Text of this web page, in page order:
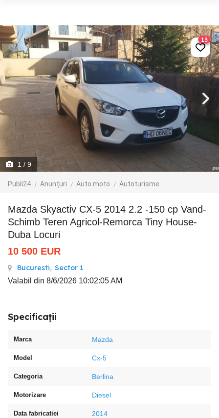
1 / 9
Publi24 Anunțuri Auto moto Autoturisme
13
Mazda Skyactiv CX-5 2014 2.2 -150 cp Vand-
Schimb Teren Agricol-Remorca Tiny House-
Duba Locuri
10 500 EUR
Bucuresti, Sector 1
Valabil din 8/6/2026 10:02:05 AM
Specificații
Marca Mazda
Model Cx-5
Categoria Berlina
Motorizare Diesel
Data fabricatiei 2014